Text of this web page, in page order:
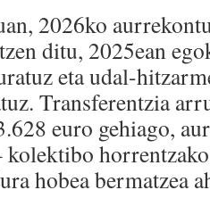
2026ko
ditu, 2025ean
eta udal-
Transferentzia
euro gehiago,
hobea bermatzea